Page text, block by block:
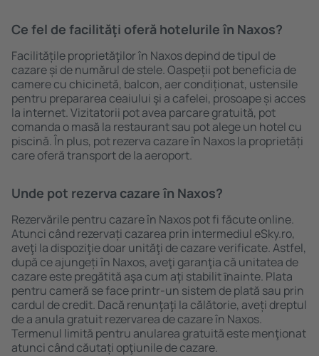
Ce fel de facilităţi oferă hotelurile în Naxos?
Facilitățile proprietăţilor în Naxos depind de tipul de
cazare și de numărul de stele. Oaspeții pot beneficia de
camere cu chicinetă, balcon, aer condiționat, ustensile
pentru prepararea ceaiului şi a cafelei, prosoape și acces
la internet. Vizitatorii pot avea parcare gratuită, pot
comanda o masă la restaurant sau pot alege un hotel cu
piscină. În plus, pot rezerva cazare în Naxos la proprietăți
care oferă transport de la aeroport.
Unde pot rezerva cazare în Naxos?
Rezervările pentru cazare în Naxos pot fi făcute online.
Atunci când rezervați cazarea prin intermediul eSky.ro,
aveţi la dispoziţie doar unităţi de cazare verificate. Astfel,
după ce ajungeți în Naxos, aveţi garanţia că unitatea de
cazare este pregătită aşa cum aţi stabilit ȋnainte. Plata
pentru cameră se face printr-un sistem de plată sau prin
cardul de credit. Dacă renunţaţi la călătorie, aveți dreptul
de a anula gratuit rezervarea de cazare în Naxos.
Termenul limită pentru anularea gratuită este menţionat
atunci când căutați opţiunile de cazare.